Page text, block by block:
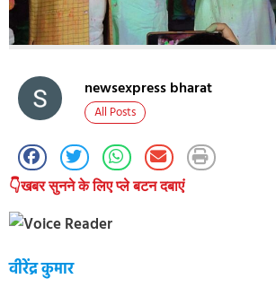
newsexpress bharat
All Posts
👇खबर सुनने के लिए प्ले बटन दबाएं
वीरेंद्र कुमार